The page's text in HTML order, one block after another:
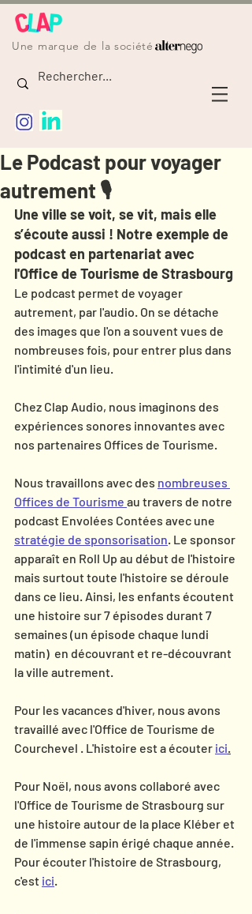
Une marque de la société
Le Podcast pour voyager
autrement 🎙
Une ville se voit, se vit, mais elle
s’écoute aussi ! Notre exemple de
podcast en partenariat avec
l'Office de Tourisme de Strasbourg
Le podcast permet de voyager
autrement, par l'audio. On se détache
des images que l'on a souvent vues de
nombreuses fois, pour entrer plus dans
l'intimité d'un lieu.
Chez Clap Audio, nous imaginons des
expériences sonores innovantes avec
nos partenaires Offices de Tourisme.
Nous travaillons avec des nombreuses
Offices de Tourisme au travers de notre
podcast Envolées Contées avec une
stratégie de sponsorisation. Le sponsor
apparaît en Roll Up au début de l'histoire
mais surtout toute l'histoire se déroule
dans ce lieu. Ainsi, les enfants écoutent
une histoire sur 7 épisodes durant 7
semaines (un épisode chaque lundi
matin)  en découvrant et re-découvrant
la ville autrement.
Pour les vacances d'hiver, nous avons
travaillé avec l'Office de Tourisme de
Courchevel . L'histoire est a écouter ici.
Pour Noël, nous avons collaboré avec
l'Office de Tourisme de Strasbourg sur
une histoire autour de la place Kléber et
de l'immense sapin érigé chaque année.
Pour écouter l'histoire de Strasbourg,
c'est ici.